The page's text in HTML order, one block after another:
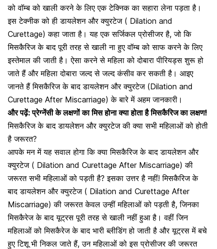
को वॉम्ब को खाली करने के लिए एक टेक्निक का सहारा लेना पड़ता है।
इस टेक्नीक को ही डायलेशन और क्युरटेज ( Dilation and
Curettage) कहा जाता है। यह एक सर्जिकल प्रोसीजर है, जो कि
मिसकैरिज के बाद पूरी तरह से खाली ना हुए वॉम्ब को साफ करने के लिए
इस्तेमाल की जाती है। ऐसा करने से महिला को दोबारा पीरियड्स शुरू हो
जाते हैं और महिला दोबारा जल्द से जल्द कंसीव कर सकती है। आइए
जानते हैं मिसकैरिज के बाद डायलेशन और क्युरटेज (Dilation and
Curettage After Miscarriage) के बारे में अहम जानकारी।
और पढ़ें:प्रेग्नेंसी के लक्षणों का मिस होना क्या होता है मिसकैरिज का लक्षण!
मिसकैरिज के बाद डायलेशन और क्युरटेज की क्या सभी महिलाओं को होती
है जरूरत?
आपके मन में यह सवाल होगा कि क्या मिसकैरिज के बाद डायलेशन और
क्युरटेज ( Dilation and Curettage After Miscarriage) की
जरूरत सभी महिलाओं को पड़ती है? इसका उत्तर है नहीं! मिसकैरिज के
बाद डायलेशन और क्युरटेज ( Dilation and Curettage After
Miscarriage) की जरूरत केवल उन्हीं महिलाओं को पड़ती है, जिनका
मिसकैरेज के बाद यूट्रस पूरी तरह से खाली नहीं हुआ है। वहीं जिन
महिलाओं को मिसकैरेज के बाद भारी ब्लीडिंग हो जाती है और यूट्रस में बचे
हुए टिशू भी निकल जाते हैं, उन महिलाओं को इस प्रोसीजर की जरूरत